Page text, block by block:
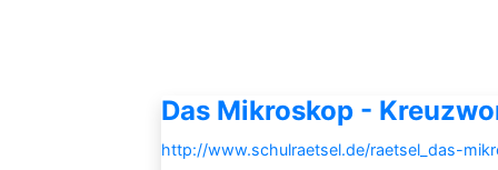
Das Mikroskop -
http://www.schulraetsel.de/raetsel_das-